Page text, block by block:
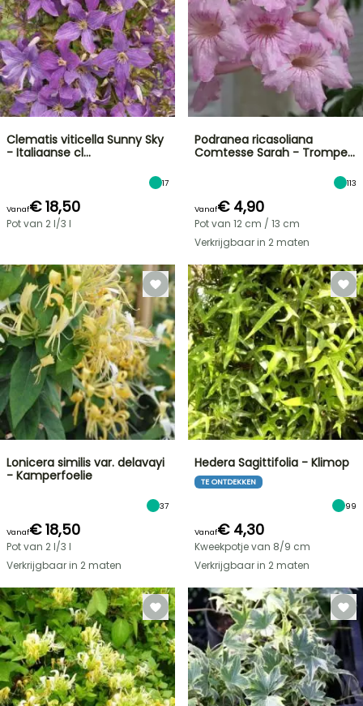
Clematis viticella Sunny Sky
- Italiaanse cl…
17
Vanaf€ 18,50
Pot van 2 l/3 l
Podranea ricasoliana
Comtesse Sarah - Trompe…
113
Vanaf€ 4,90
Pot van 12 cm / 13 cm
Verkrijgbaar in 2 maten
Lonicera similis var. delavayi
- Kamperfoelie
37
Vanaf€ 18,50
Pot van 2 l/3 l
Verkrijgbaar in 2 maten
Hedera Sagittifolia - Klimop
TE ONTDEKKEN
99
Vanaf€ 4,30
Kweekpotje van 8/9 cm
Verkrijgbaar in 2 maten